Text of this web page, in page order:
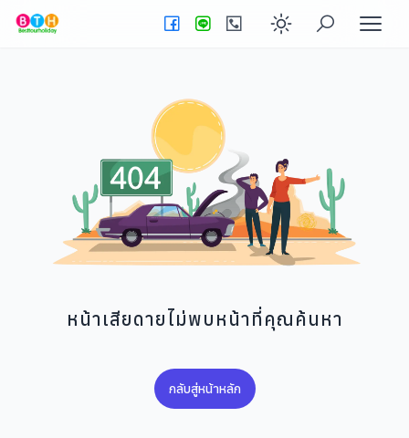
Enable dark
หน้าเสียดายไม่พบหน้าที่คุณค้นหา
กลับสู่หน้าหลัก